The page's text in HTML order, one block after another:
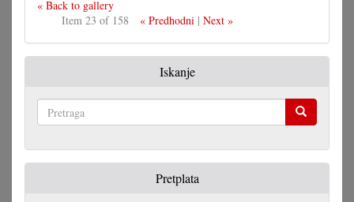
« Back to gallery
Item 23 of 158
« Predhodni| Next »
Iskanje
Pretplata